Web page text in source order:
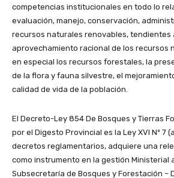
competencias institucionales en todo lo
evaluación, manejo, conservación,
recursos naturales renovables, tendientes
aprovechamiento racional de los recursos
en especial los recursos forestales, la
de la flora y fauna silvestre, el
calidad de vida de la población.
El Decreto-Ley 854 De Bosques y Tierras
por el Digesto Provincial es la Ley XVI Nº 7
decretos reglamentarios, adquiere una
como instrumento en la gestión Ministerial
Subsecretaría de Bosques y Forestación –